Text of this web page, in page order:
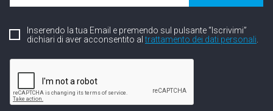
Inserendo la tua Email e premendo sul pulsante “Iscrivimi”
dichiari di aver acconsentito altrattamento dei dati personali